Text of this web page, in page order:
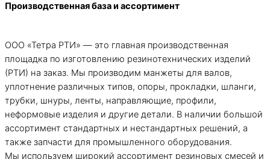
Производственная база и ассортимент
ООО «Тетра РТИ» — это главная производственная
площадка по изготовлению резинотехнических изделий
(РТИ) на заказ. Мы производим манжеты для валов,
уплотнение различных типов, опоры, прокладки, шланги,
трубки, шнуры, ленты, направляющие, профили,
неформовые изделия и другие детали. В наличии большой
ассортимент стандартных и нестандартных решений, а
также запчасти для промышленного оборудования.
Мы используем широкий ассортимент резиновых смесей и